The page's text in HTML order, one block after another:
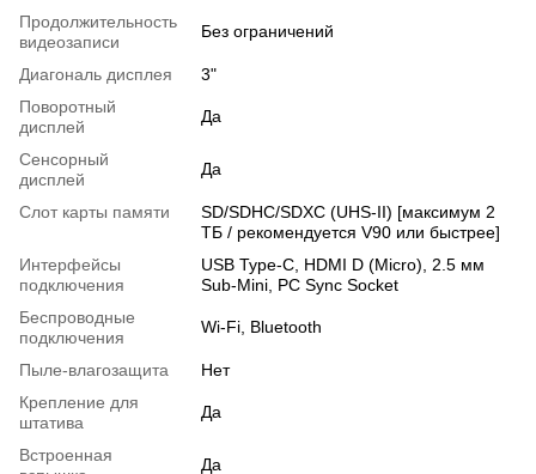
Продолжительность
видеозаписи
Без ограничений
Диагональ дисплея
3"
Поворотный
дисплей
Да
Сенсорный
дисплей
Да
Слот карты памяти
SD/SDHC/SDXC (UHS-II) [максимум 2
ТБ / рекомендуется V90 или быстрее]
Интерфейсы
подключения
USB Type-C, HDMI D (Micro), 2.5 мм
Sub-Mini, PC Sync Socket
Беспроводные
подключения
Wi-Fi, Bluetooth
Пыле-влагозащита
Нет
Крепление для
штатива
Да
Встроенная
Да